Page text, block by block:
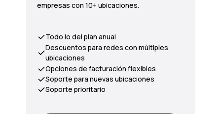
empresas con 10+ ubicaciones.
Todo lo del plan anual
Descuentos para redes con múltiples
ubicaciones
Opciones de facturación flexibles
Soporte para nuevas ubicaciones
Soporte prioritario